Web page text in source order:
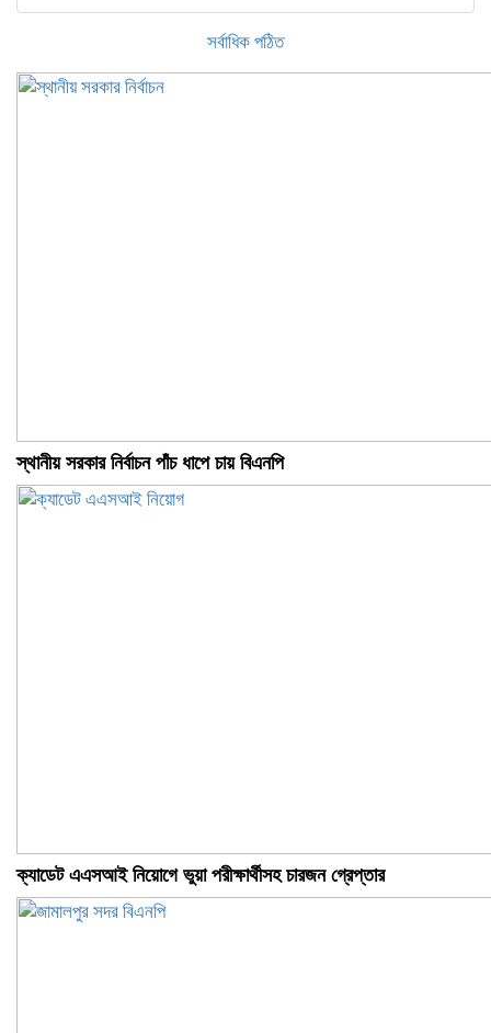
সর্বাধিক পঠিত
স্থানীয় সরকার নির্বাচন পাঁচ ধাপে চায় বিএনপি
ক্যাডেট এএসআই নিয়োগে ভুয়া পরীক্ষার্থীসহ চারজন গ্রেপ্তার